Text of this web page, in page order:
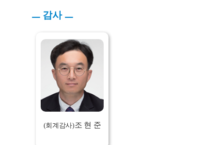
ㅡ 감사 ㅡ
(회계감사)조 현 준